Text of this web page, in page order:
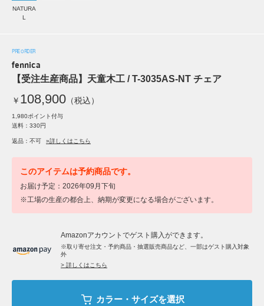
NATURA
L
PRE ORDER
fennica
【受注生産商品】天童木工 / T-3035AS-NT チェア
￥ 108,900 （税込）
1,980ポイント付与
送料：330円
返品：不可 »詳しくはこちら
このアイテムは予約商品です。
お届け予定：2026年09月下旬
※工場の生産の都合上、納期が変更になる場合がございます。
Amazonアカウントでゲスト購入ができます。
※取り寄せ注文・予約商品・抽選販売商品など、一部はゲスト購入対象
外
> 詳しくはこちら
カラー・サイズを選択